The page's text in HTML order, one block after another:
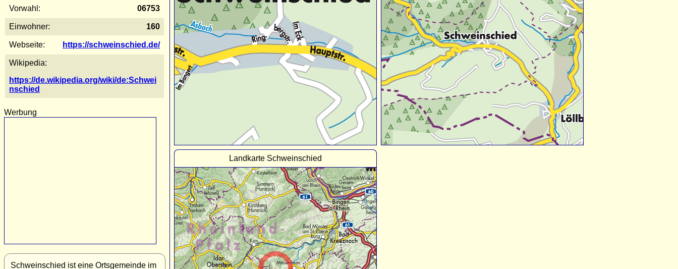
Vorwahl: 06753
Einwohner: 160
Webseite: https://schweinschied.de/
Wikipedia:
https://de.wikipedia.org/wiki/de:Schwei
nschied
Werbung
Schweinschied ist eine Ortsgemeinde im
Landkarte Schweinschied